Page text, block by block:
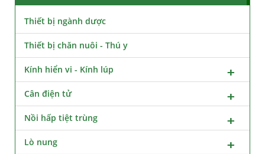
Thiết bị ngành dược
Thiết bị chăn nuôi - Thú y
Kính hiển vi - Kính lúp
Cân điện tử
Nồi hấp tiệt trùng
Lò nung